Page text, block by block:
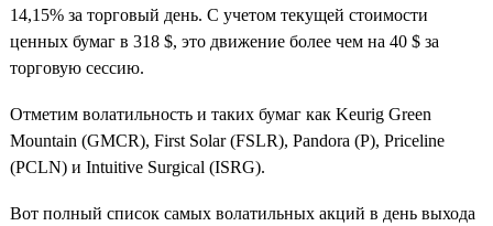
14,15% за торговый день. С учетом текущей стоимости
ценных бумаг в 318 $, это движение более чем на 40 $ за
торговую сессию.
Отметим волатильность и таких бумаг как Keurig Green
Mountain (GMCR), First Solar (FSLR), Pandora (P), Priceline
(PCLN) и Intuitive Surgical (ISRG).
Вот полный список самых волатильных акций в день выхода